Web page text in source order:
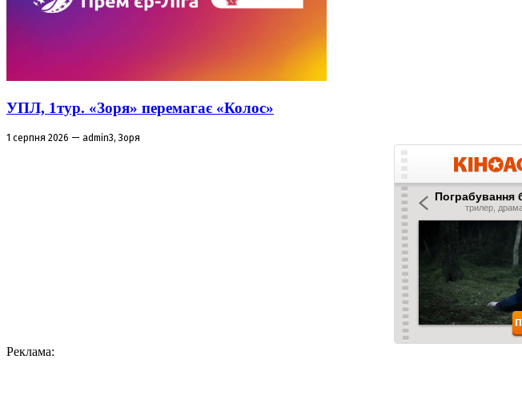
УПЛ, 1тур. «Зоря» перемагає «Колос»
1 серпня 2026 — admin3, Зоря
Реклама: